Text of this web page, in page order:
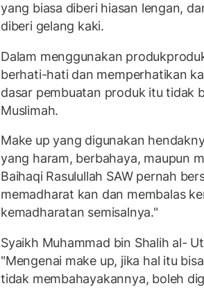
yang biasa diberi hiasan lengan,
diberi gelang kaki.
Dalam menggunakan
berhati-hati dan memperhatikan
dasar pembuatan produk itu tidak
Muslimah.
Make up yang digunakan
yang haram, berbahaya, maupun
Baihaqi Rasulullah SAW pernah
memadharat kan dan membalas
kemadharatan semisalnya."
Syaikh Muhammad bin Shalih al-
"Mengenai make up, jika hal itu
tidak membahayakannya, boleh